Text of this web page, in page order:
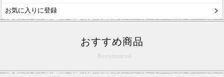
お気に入りに登録
おすすめ商品
Recommend